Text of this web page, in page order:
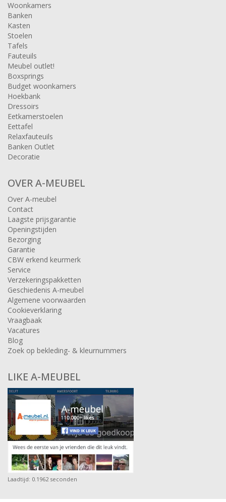
Woonkamers
Banken
Kasten
Stoelen
Tafels
Fauteuils
Meubel outlet!
Boxsprings
Budget woonkamers
Hoekbank
Dressoirs
Eetkamerstoelen
Eettafel
Relaxfauteuils
Banken Outlet
Decoratie
OVER A-MEUBEL
Over A-meubel
Contact
Laagste prijsgarantie
Openingstijden
Bezorging
Garantie
CBW erkend keurmerk
Service
Verzekeringspakketten
Geschiedenis A-meubel
Algemene voorwaarden
Cookieverklaring
Vraagbaak
Vacatures
Blog
Zoek op bekleding- & kleurnummers
LIKE A-MEUBEL
Laadtijd: 0.1962 seconden